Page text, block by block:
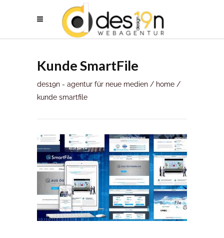
Kunde SmartFile
des19n - agentur für neue medien / home /
kunde smartfile